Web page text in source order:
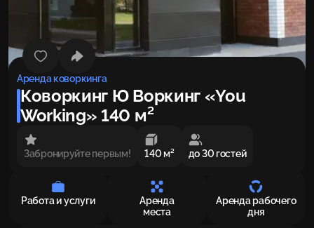
Все фото
Аренда коворкинга
Коворкинг Ю Воркинг «You
Working» 140 м²
Забронируйте первым! 140 м² до 30 гостей
Работа и услуги
Аренда
места
Аренда рабочего
дня